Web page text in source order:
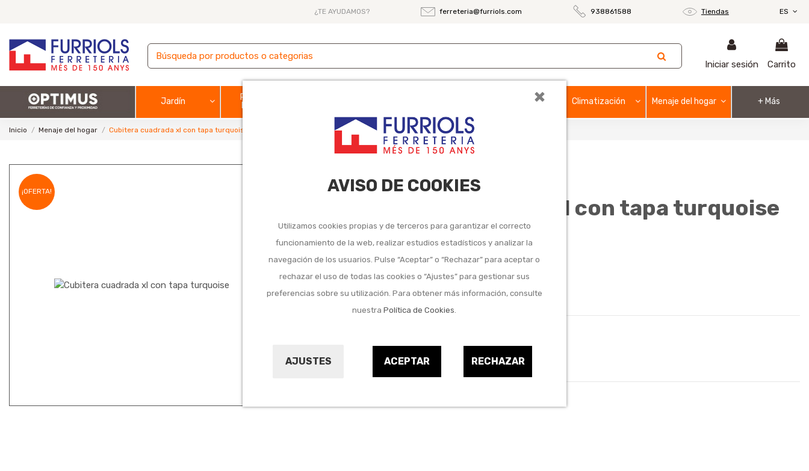
×
AVISO DE COOKIES
Utilizamos cookies propias y de terceros para garantizar el correcto
funcionamiento de la web, realizar estudios estadísticos y analizar la
navegación de los usuarios. Pulse “Aceptar” o “Rechazar” para aceptar o
rechazar el uso de todas las cookies o “Ajustes” para gestionar sus
preferencias sobre su utilización. Para obtener más información, consulte
nuestraPolítica de Cookies.
AJUSTES ACEPTAR RECHAZAR
¿TE AYUDAMOS? ferreteria@furriols.com 938861588 Tiendas ES
Iniciar sesión Carrito
Jardín
Pintura y
Climatización Menaje del hogar + Más
Inicio Menaje del hogar Cubitera cuadrada xl con tapa turquoise
¡OFERTA!
Cubitera cuadrada xl con tapa turquoise
Impuestos incluidos
Marca:
LEKUE
Referencia:
23042242
Comprar